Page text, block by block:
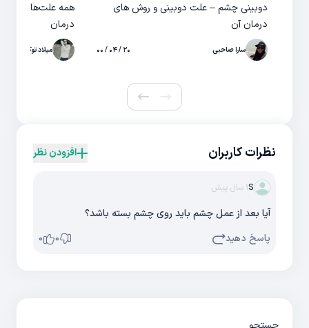
دوبینی چشم – علت دوبینی و روش های
درمان آن
سارا صاحبی ۲۰ / ۰۴ / ۰۰
همه علت‌های پرش
درمان
میلاد توکلی
نظرات کاربران افزودن نظر
S1 سال پیش
آیا بعد از عمل چشم باید روی چشم بسته باشد؟
پاسخ دهید
0
0